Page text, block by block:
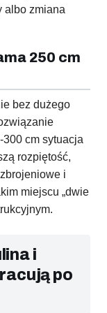
albo zmiana
250 cm
bez dużego
cm sytuacja
rozpiętość,
i
miejscu „dwie
i
po